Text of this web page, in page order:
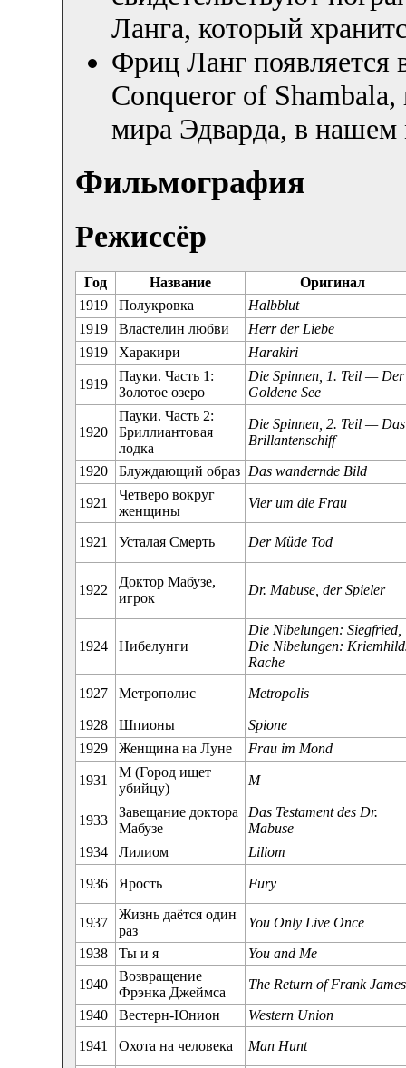
Ланга, который
Фриц Ланг
Conqueror of
мира Эдварда, в нашем
Фильмография
Режиссёр
Год Название
Оригинал
1919
Полукровка
Halbblut
1919
Властелин любви
Herr der Liebe
1919
Харакири Harakiri
1919
Пауки. Часть 1:
Золотое озеро
Die Spinnen, 1. Teil — Der
Goldene See
1920
Пауки. Часть 2:
Бриллиантовая
лодка
Die Spinnen, 2. Teil — Das
Brillantenschiff
1920
Блуждающий образ Das wandernde Bild
1921
Четверо вокруг
женщины
Vier um die Frau
1921 Усталая Смерть Der Müde Tod
1922
Доктор Мабузе,
игрок
Dr. Mabuse, der Spieler
1924 Нибелунги
Die Nibelungen: Siegfried,
Die Nibelungen:
Rache
1927
Метрополис Metropolis
1928 Шпионы
Spione
1929
Женщина на Луне Frau im Mond
1931
М (Город ищет
убийцу)
M
1933
Завещание доктора
Мабузе
Das Testament des Dr.
Mabuse
1934
Лилиом Liliom
1936 Ярость Fury
1937
Жизнь даётся один
раз
You Only Live Once
1938
Ты и я
You and Me
1940
Возвращение
Фрэнка Джеймса
The Return of Frank James
1940
Вестерн-Юнион
Western Union
1941
Охота на человека Man Hunt